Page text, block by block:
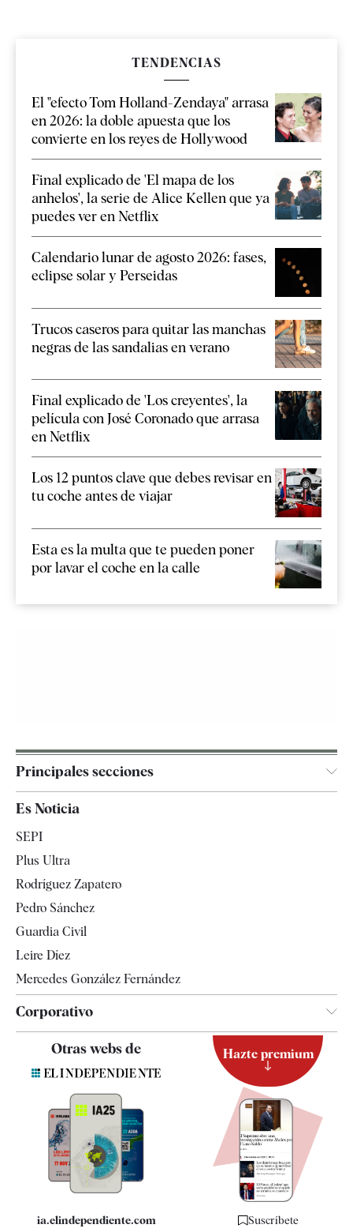
TENDENCIAS
El "efecto Tom Holland-Zendaya" arrasa
en 2026: la doble apuesta que los
convierte en los reyes de Hollywood
Final explicado de 'El mapa de los
anhelos', la serie de Alice Kellen que ya
puedes ver en Netflix
Calendario lunar de agosto 2026: fases,
eclipse solar y Perseidas
Trucos caseros para quitar las manchas
negras de las sandalias en verano
Final explicado de 'Los creyentes', la
película con José Coronado que arrasa
en Netflix
Los 12 puntos clave que debes revisar en
tu coche antes de viajar
Esta es la multa que te pueden poner
por lavar el coche en la calle
Principales secciones
España
Televisión
Es Noticia
SEPI
Plus Ultra
Rodríguez Zapatero
Pedro Sánchez
Guardia Civil
Leire Díez
Mercedes González Fernández
Corporativo
Contacto
Quiénes somos
Especificaciones
Otras webs de
ia.elindependiente.com
Hazte premium
Suscríbete